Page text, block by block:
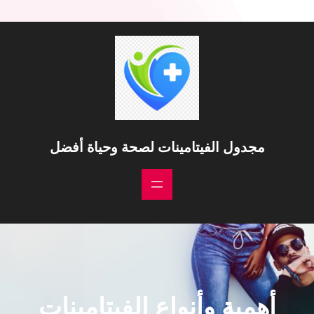
مجدول الفيتامينات لصحة وحياة أفضل
أهمية وأنواع الفيتامينات